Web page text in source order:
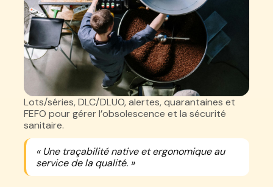
Lots/séries, DLC/DLUO, alertes, quarantaines et
FEFO pour gérer l’obsolescence et la sécurité
sanitaire.
« Une traçabilité native et ergonomique au
service de la qualité. »